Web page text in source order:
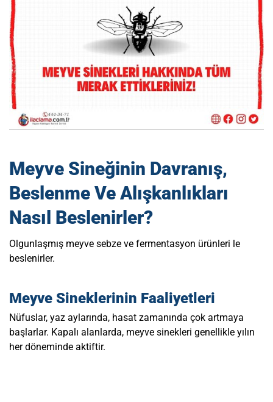
Meyve Sineğinin Davranış,
Beslenme Ve Alışkanlıkları
Nasıl Beslenirler?
Olgunlaşmış meyve sebze ve fermentasyon ürünleri le
beslenirler.
Meyve Sineklerinin Faaliyetleri
Nüfuslar, yaz aylarında, hasat zamanında çok artmaya
başlarlar. Kapalı alanlarda, meyve sinekleri genellikle yılın
her döneminde aktiftir.